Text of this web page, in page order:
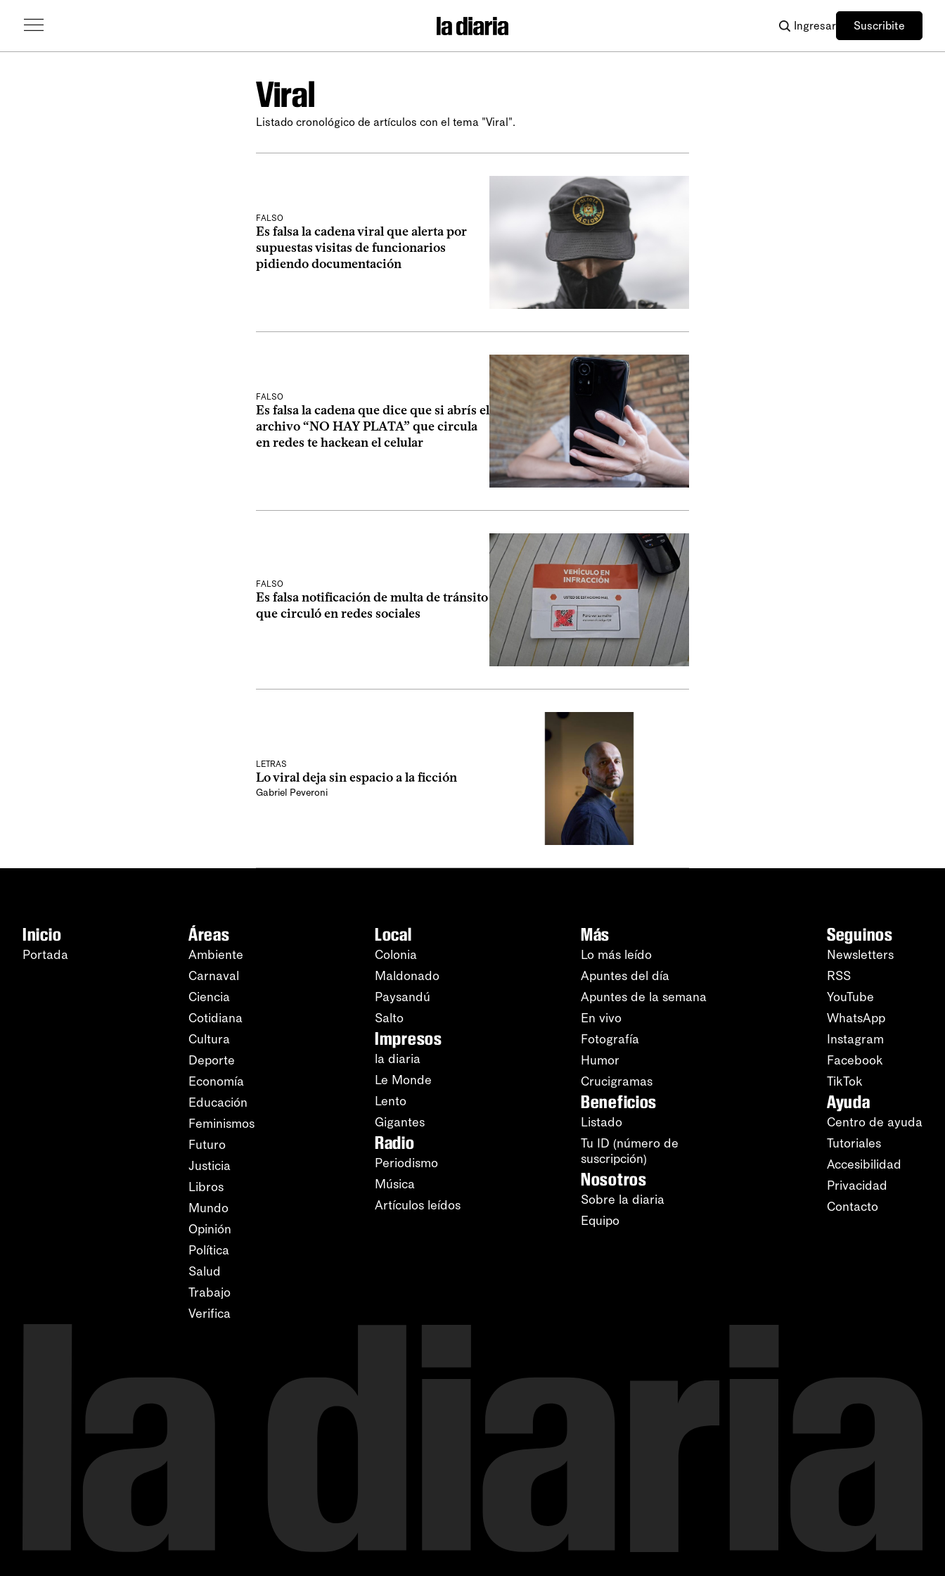
Ingresar Suscribite
Viral
Listado cronológico de artículos con el tema "Viral".
FALSO
Es falsa la cadena viral que alerta por
supuestas visitas de funcionarios
pidiendo documentación
FALSO
Es falsa la cadena que dice que si abrís el
archivo “NO HAY PLATA” que circula
en redes te hackean el celular
FALSO
Es falsa notificación de multa de tránsito
que circuló en redes sociales
LETRAS
Lo viral deja sin espacio a la ficción
Gabriel Peveroni
Inicio
Portada
Áreas
Ambiente
Carnaval
Ciencia
Cotidiana
Cultura
Deporte
Economía
Educación
Feminismos
Futuro
Justicia
Libros
Mundo
Opinión
Política
Salud
Trabajo
Verifica
Local
Colonia
Maldonado
Paysandú
Salto
Impresos
la diaria
Le Monde
Lento
Gigantes
Radio
Periodismo
Música
Artículos leídos
Más
Lo más leído
Apuntes del día
Apuntes de la semana
En vivo
Fotografía
Humor
Crucigramas
Beneficios
Listado
Tu ID (número de
suscripción)
Nosotros
Sobre la diaria
Equipo
Seguinos
Newsletters
RSS
YouTube
WhatsApp
Instagram
Facebook
TikTok
Ayuda
Centro de ayuda
Tutoriales
Accesibilidad
Privacidad
Contacto